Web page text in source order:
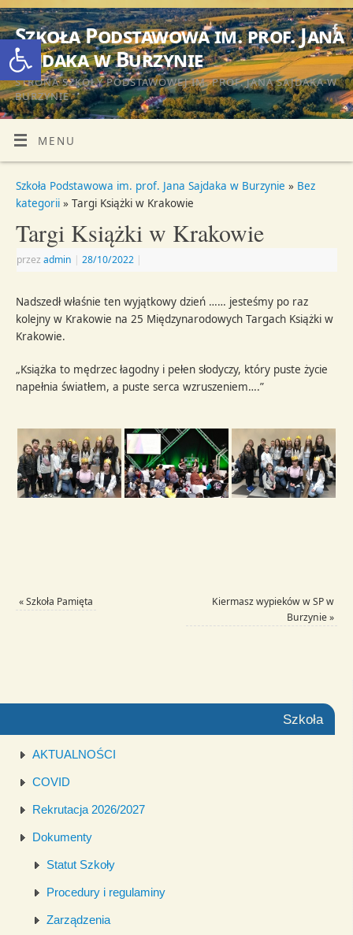
Otwórz pasek narzędzi
Szkoła Podstawowa im. prof. Jana
Sajdaka w Burzynie
STRONA SZKOŁY PODSTAWOWEJ IM. PROF. JANA SAJDAKA W
BURZYNIE
MENU
Szkoła Podstawowa im. prof. Jana Sajdaka w Burzynie » Bez
kategorii » Targi Książki w Krakowie
Targi Książki w Krakowie
przezadmin | 28/10/2022 |
Nadszedł właśnie ten wyjątkowy dzień …… jesteśmy po raz
kolejny w Krakowie na 25 Międzynarodowych Targach Książki w
Krakowie.
„Książka to mędrzec łagodny i pełen słodyczy, który puste życie
napełnia światłem, a puste serca wzruszeniem….”
«Szkoła Pamięta
Kiermasz wypieków w SP w
Burzynie»
Szkoła
AKTUALNOŚCI
COVID
Rekrutacja 2026/2027
Dokumenty
Statut Szkoły
Procedury i regulaminy
Zarządzenia